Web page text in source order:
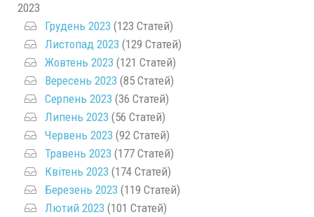
2023
Грудень 2023 (123 Статей)
Листопад 2023 (129 Статей)
Жовтень 2023 (121 Статей)
Вересень 2023 (85 Статей)
Серпень 2023 (36 Статей)
Липень 2023 (56 Статей)
Червень 2023 (92 Статей)
Травень 2023 (177 Статей)
Квітень 2023 (174 Статей)
Березень 2023 (119 Статей)
Лютий 2023 (101 Статей)